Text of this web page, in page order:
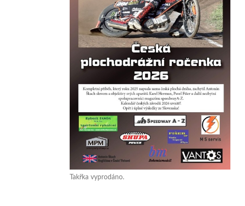
Takřka vyprodáno.